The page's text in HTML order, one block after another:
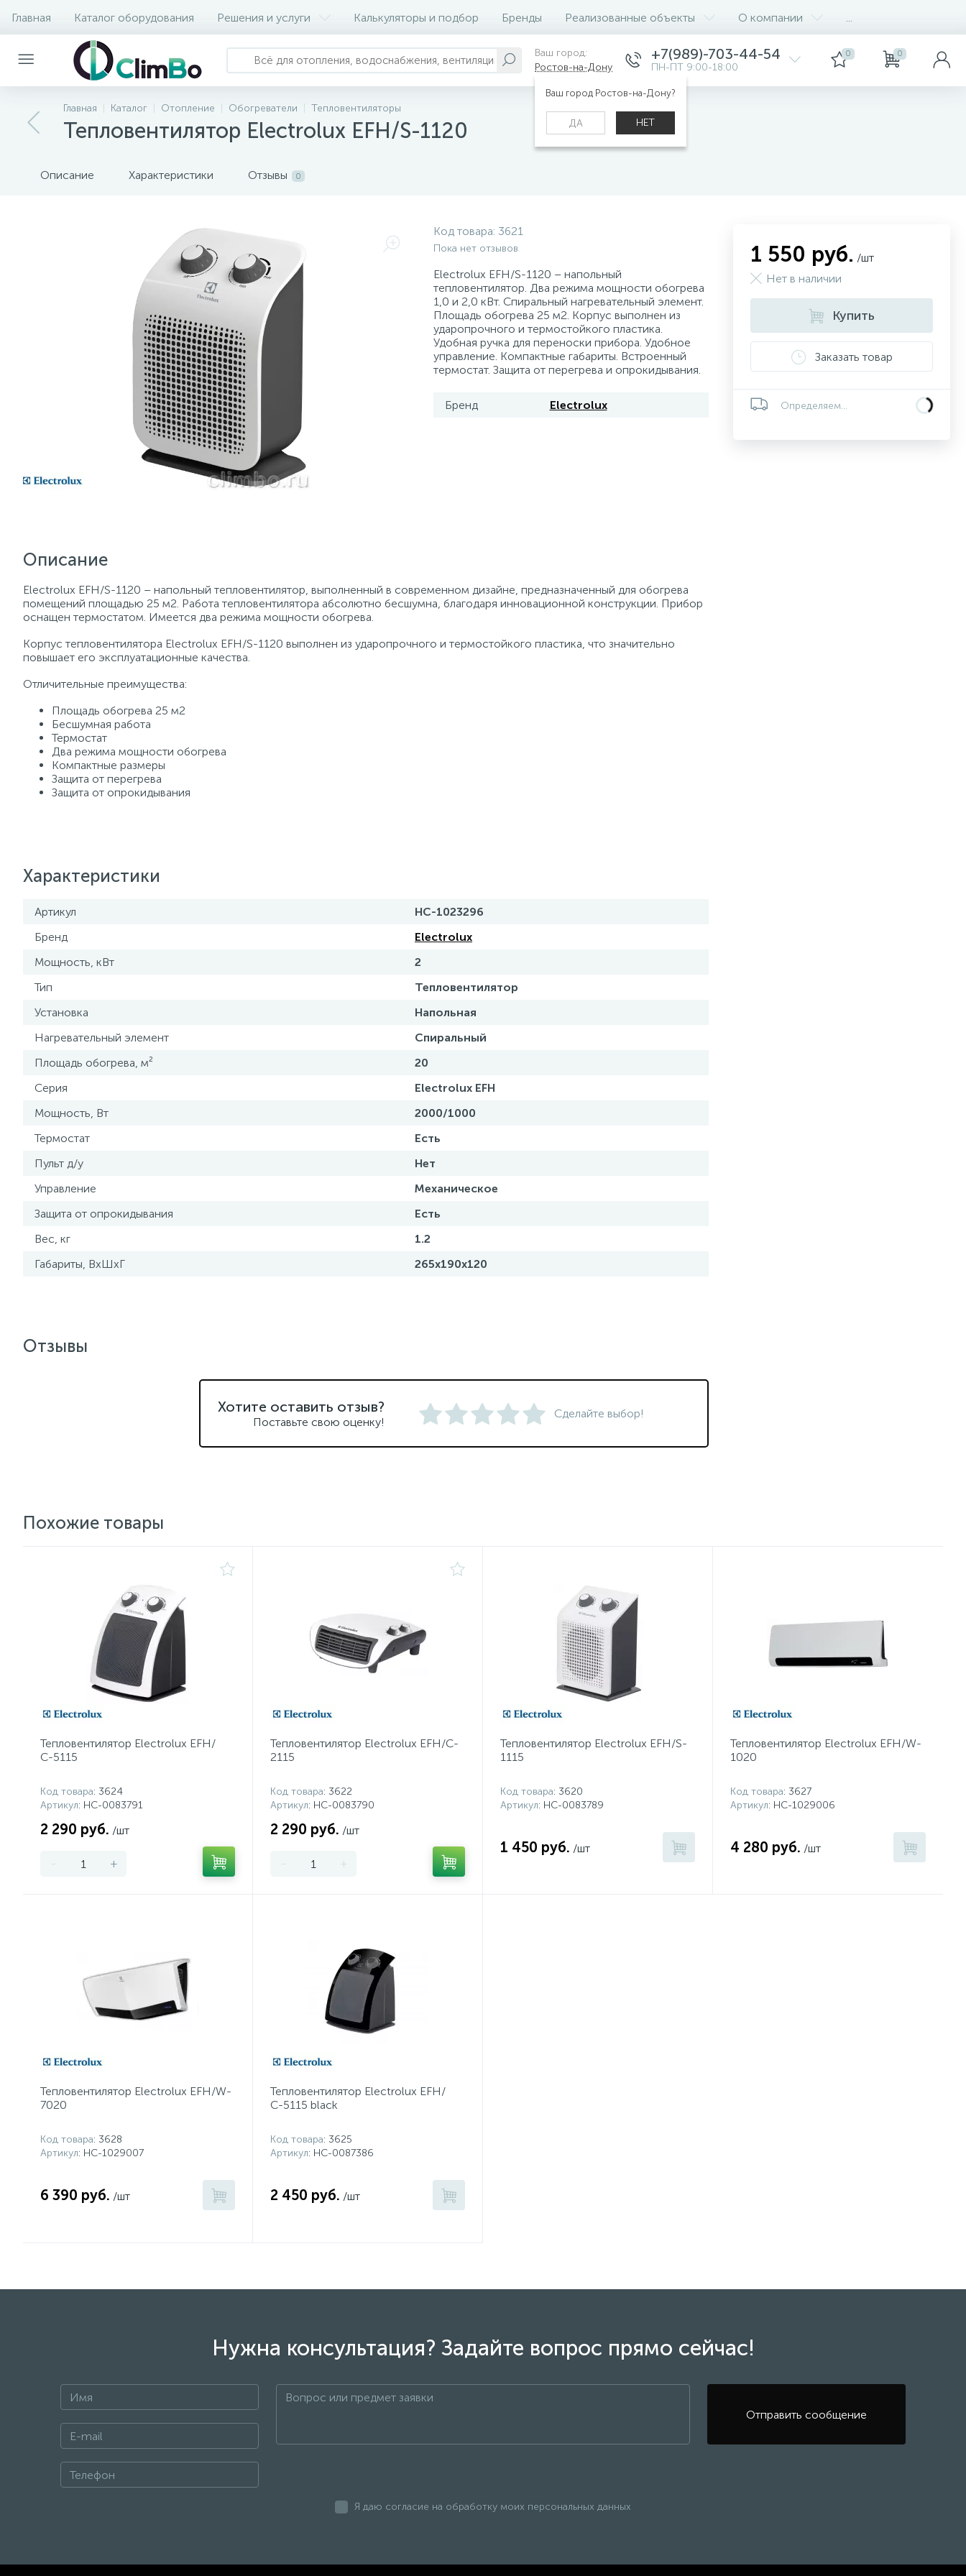
Главная Каталог оборудования Решения и услуги Калькуляторы и подбор Бренды Реализованные объекты О компании
Ваш город:
Ростов-на-Дону
Ваш город Ростов-на-Дону?
ДА НЕТ
+7(989)-703-44-54
ПН-ПТ 9:00-18:00
0 0
Главная Каталог Отопление Обогреватели Тепловентиляторы
Тепловентилятор Electrolux EFH/S-1120
Описание Характеристики Отзывы 0
Код товара: 3621
Пока нет отзывов
Electrolux EFH/S-1120 – напольный
тепловентилятор. Два режима мощности обогрева
1,0 и 2,0 кВт. Спиральный нагревательный элемент.
Площадь обогрева 25 м2. Корпус выполнен из
ударопрочного и термостойкого пластика.
Удобная ручка для переноски прибора. Удобное
управление. Компактные габариты. Встроенный
термостат. Защита от перегрева и опрокидывания.
Бренд Electrolux
Описание
Electrolux EFH/S-1120 – напольный тепловентилятор, выполненный в современном дизайне, предназначенный для обогрева
помещений площадью 25 м2. Работа тепловентилятора абсолютно бесшумна, благодаря инновационной конструкции. Прибор
оснащен термостатом. Имеется два режима мощности обогрева.
Корпус тепловентилятора Electrolux EFH/S-1120 выполнен из ударопрочного и термостойкого пластика, что значительно
повышает его эксплуатационные качества.
Отличительные преимущества:
Площадь обогрева 25 м2
Бесшумная работа
Термостат
Два режима мощности обогрева
Компактные размеры
Защита от перегрева
Защита от опрокидывания
Характеристики
Артикул
НС-1023296
Бренд
Electrolux
Мощность, кВт
2
Тип
Тепловентилятор
Установка
Напольная
Нагревательный элемент
Спиральный
Площадь обогрева, м²
20
Серия
Electrolux EFH
Мощность, Вт
2000/1000
Термостат
Есть
Пульт д/у
Нет
Управление
Механическое
Защита от опрокидывания
Есть
Вес, кг
1.2
Габариты, ВхШхГ
265x190x120
1 550 руб. /шт
Нет в наличии
Купить
Заказать товар
Определяем...
Отзывы
Хотите оставить отзыв?
Поставьте свою оценку!
Сделайте выбор!
Похожие товары
Тепловентилятор Electrolux EFH/
С-5115
Код товара: 3624
Артикул: НС-0083791
2 290 руб. /шт
- +
Тепловентилятор Electrolux EFH/C-
2115
Код товара: 3622
Артикул: НС-0083790
2 290 руб. /шт
- +
Тепловентилятор Electrolux EFH/S-
1115
Код товара: 3620
Артикул: НС-0083789
1 450 руб. /шт
Тепловентилятор Electrolux EFH/W-
1020
Код товара: 3627
Артикул: НС-1029006
4 280 руб. /шт
Тепловентилятор Electrolux EFH/W-
7020
Код товара: 3628
Артикул: НС-1029007
6 390 руб. /шт
Тепловентилятор Electrolux EFH/
С-5115 black
Код товара: 3625
Артикул: НС-0087386
2 450 руб. /шт
Нужна консультация? Задайте вопрос прямо сейчас!
Отправить сообщение
Я даю согласие на обработку моих персональных данных